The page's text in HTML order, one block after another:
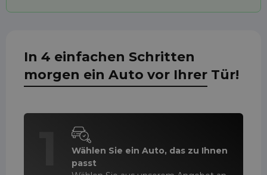
In 4 einfachen Schritten
morgen ein Auto vor Ihrer Tür!
Wählen Sie ein Auto, das zu Ihnen
passt